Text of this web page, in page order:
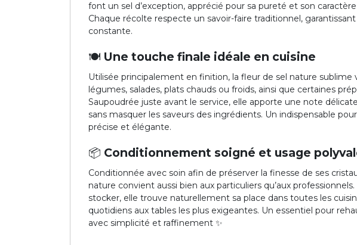
font un sel d’exception, apprécié pour sa pureté et son
Chaque récolte respecte un savoir-faire traditionnel,
constante.
🍽️ Une touche finale idéale en cuisine
Utilisée principalement en finition, la fleur de sel nature sublime
légumes, salades, plats chauds ou froids, ainsi que certaines
Saupoudrée juste avant le service, elle apporte une note
sans masquer les saveurs des ingrédients. Un indispensable
précise et élégante.
📦 Conditionnement soigné et usage
Conditionnée avec soin afin de préserver la finesse de ses
nature convient aussi bien aux particuliers qu’aux
stocker, elle trouve naturellement sa place dans toutes les
quotidiens aux tables les plus exigeantes. Un essentiel pour
avec simplicité et raffinement ✨